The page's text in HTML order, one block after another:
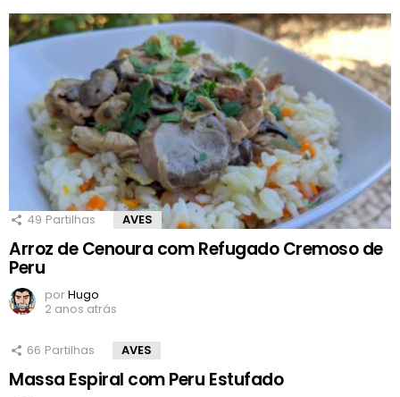
49 Partilhas AVES
Arroz de Cenoura com Refugado Cremoso de
Peru
porHugo
2 anos atrás
66 Partilhas AVES
Massa Espiral com Peru Estufado